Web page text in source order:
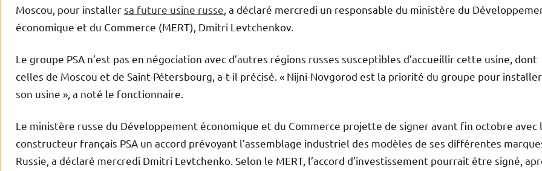
Moscou, pour installer sa future usine russe , a déclaré mercredi un responsable du ministère du
économique et du Commerce (MERT), Dmitri Levtchenkov.
Le groupe PSA n’est pas en négociation avec d’autres régions russes susceptibles d’accueillir cette usine, dont
celles de Moscou et de Saint-Pétersbourg, a-t-il précisé. « Nijni-Novgorod est la priorité du groupe pour installer
son usine », a noté le fonctionnaire.
Le ministère russe du Développement économique et du Commerce projette de signer avant fin octobre avec
constructeur français PSA un accord prévoyant l’assemblage industriel des modèles de ses différentes
Russie, a déclaré mercredi Dmitri Levtchenko. Selon le MERT, l’accord d’investissement pourrait être signé,